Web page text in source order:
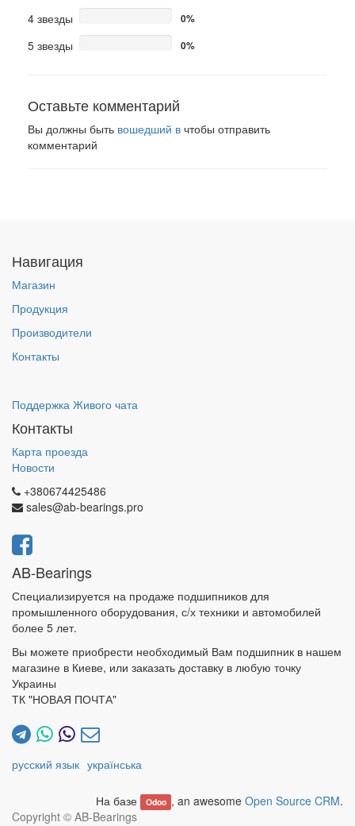
4 звезды 0%
5 звезды 0%
Оставьте комментарий
Вы должны быть вошедший в чтобы отправить
комментарий
Навигация
Магазин
Продукция
Производители
Контакты
Поддержка Живого чата
Контакты
Карта проезда
Новости
+380674425486
sales@ab-bearings.pro
AB-Bearings
Специализируется на продаже подшипников для
промышленного оборудования, с/х техники и автомобилей
более 5 лет.
Вы можете приобрести необходимый Вам подшипник в нашем
магазине в Киеве, или заказать доставку в любую точку
Украины
ТК "НОВАЯ ПОЧТА"
русский язык українська
На базе Odoo , an awesome Open Source CRM.
Copyright © AB-Bearings